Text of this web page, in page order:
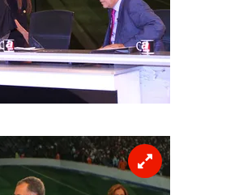
belirleyebilirsiniz. Çerezlere
edebilirsiniz.
hazırlanmış Aydınlatma Metnimizi
için lütfen
tıklayınız.